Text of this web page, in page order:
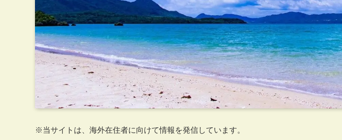
※当サイトは、海外在住者に向けて情報を発信しています。